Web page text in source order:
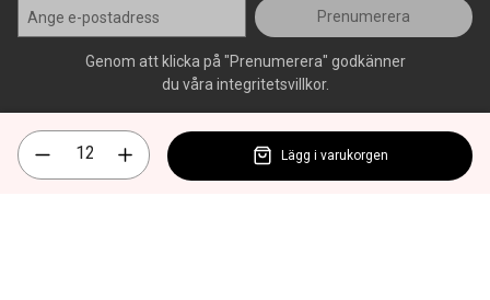
Prenumerera
Genom att klicka på "Prenumerera" godkänner
du våra integritetsvillkor.
Lägg i varukorgen